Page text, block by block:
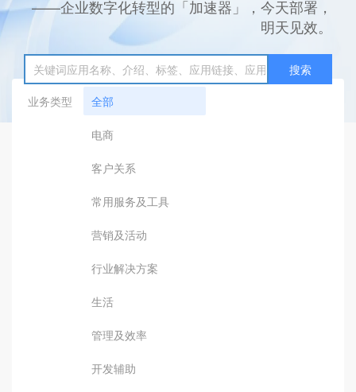
——企业数字化转型的「加速器」，今天部署，
明天见效。
搜索
业务类型
全部
电商
客户关系
常用服务及工具
营销及活动
行业解决方案
生活
管理及效率
开发辅助